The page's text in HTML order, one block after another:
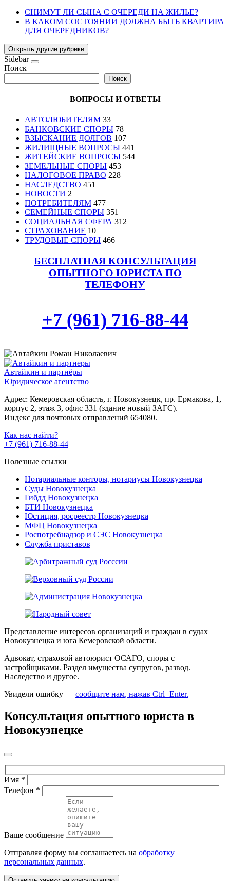
СНИМУТ ЛИ СЫНА С ОЧЕРЕДИ НА ЖИЛЬЕ?
В КАКОМ СОСТОЯНИИ ДОЛЖНА БЫТЬ КВАРТИРА
ДЛЯ ОЧЕРЕДНИКОВ?
Открыть другие рубрики
Sidebar
Поиск
Поиск
ВОПРОСЫ И ОТВЕТЫ
АВТОЛЮБИТЕЛЯМ 33
БАНКОВСКИЕ СПОРЫ 78
ВЗЫСКАНИЕ ДОЛГОВ 107
ЖИЛИЩНЫЕ ВОПРОСЫ 441
ЖИТЕЙСКИЕ ВОПРОСЫ 544
ЗЕМЕЛЬНЫЕ СПОРЫ 453
НАЛОГОВОЕ ПРАВО 228
НАСЛЕДСТВО 451
НОВОСТИ 2
ПОТРЕБИТЕЛЯМ 477
СЕМЕЙНЫЕ СПОРЫ 351
СОЦИАЛЬНАЯ СФЕРА 312
СТРАХОВАНИЕ 10
ТРУДОВЫЕ СПОРЫ 466
БЕСПЛАТНАЯ КОНСУЛЬТАЦИЯ
ОПЫТНОГО ЮРИСТА ПО
ТЕЛЕФОНУ
+7 (961) 716-88-44
Автайкин и партнёры
Юридическое агентство
Адрес: Кемеровская область, г. Новокузнецк, пр. Ермакова, 1,
корпус 2, этаж 3, офис 331 (здание новый ЗАГС).
Индекс для почтовых отправлений 654080.
Как нас найти?
+7 (961) 716-88-44
Полезные ссылки
Нотариальные конторы, нотариусы Новокузнецка
Суды Новокузнецка
Гибдд Новокузнецка
БТИ Новокузнецка
Юстиция, росреестр Новокузнецка
МФЦ Новокузнецка
Роспотребнадзор и СЭС Новокузнецка
Служба приставов
Представление интересов организаций и граждан в судах
Новокузнецка и юга Кемеровской области.
Адвокат, страховой автоюрист ОСАГО, споры с
застройщиками. Раздел имущества супругов, развод.
Наследство и другое.
Увидели ошибку — сообщите нам, нажав Ctrl+Enter.
Консультация опытного юриста в
Новокузнецке
Имя *
Телефон *
Ваше сообщение
Отправляя форму вы соглашаетесь на обработку
персональных данных.